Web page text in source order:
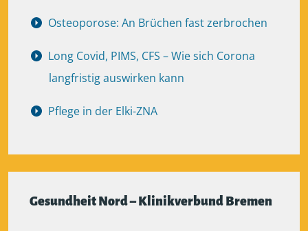
Osteoporose: An Brüchen fast zerbrochen
Long Covid, PIMS, CFS – Wie sich Corona
langfristig auswirken kann
Pflege in der Elki-ZNA
Gesundheit Nord – Klinikverbund Bremen